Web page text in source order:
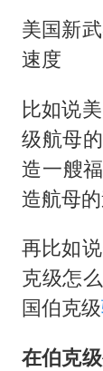
美国新
速度
比如说
级航母
造一艘
造航母
再比如
克级怎
国伯克级
在伯克